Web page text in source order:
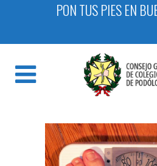
PON TUS PIES EN